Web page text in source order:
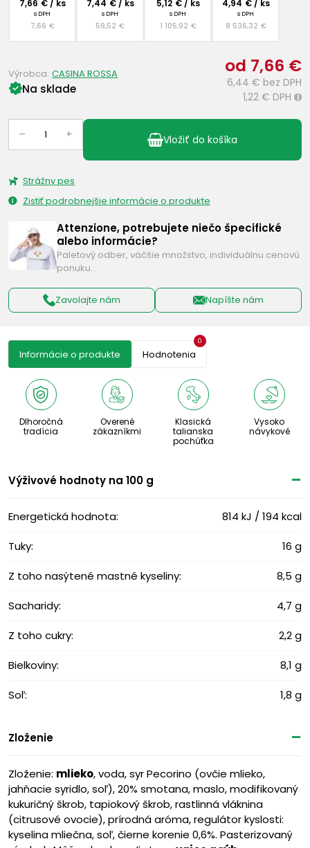
7,66 € / ks
s DPH
7,66 €
7,44 € / ks
s DPH
59,52 €
5,12 € / ks
s DPH
1 105,92 €
4,94 € / ks
s DPH
8 536,32 €
od 7,66 €
6,44 € bez DPH
1,22 € DPH i
Na sklade
Výrobca: CASINA ROSSA
– + Vložiť do košíka
Strážny pes
Zistiť podrobnejšie informácie o produkte
Attenzione, potrebujete niečo špecifické
alebo informácie?
Paletový odber, väčšie množstvo, individuálnu cenovú
ponuku…
Zavolajte nám Napíšte nám
Informácie o produkte Hodnotenia
0
Dlhoročná
tradícia
Overené
zákazníkmi
Klasická
talianska
pochúťka
Vysoko
návykové
Výživové ​​hodnoty na 100 g
Energetická hodnota: 814 kJ / 194 kcal
Tuky: 16 g
Z toho nasýtené mastné kyseliny: 8,5 g
Sacharidy: 4,7 g
Z toho cukry: 2,2 g
Bielkoviny: 8,1 g
Soľ: 1,8 g
Zloženie
Zloženie: mlieko, voda, syr Pecorino (ovčie mlieko,
jahňacie syridlo, soľ), 20% smotana, maslo, modifikovaný
kukuričný škrob, tapiokový škrob, rastlinná vláknina
(citrusové ovocie), prírodná aróma, regulátor kyslosti:
kyselina mliečna, soľ, čierne korenie 0,6%. Pasterizovaný